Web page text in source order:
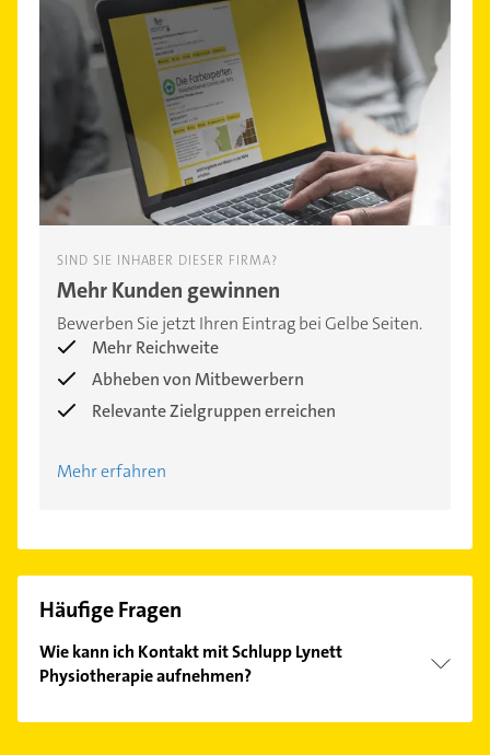
SIND SIE INHABER DIESER FIRMA?
Mehr Kunden gewinnen
Bewerben Sie jetzt Ihren Eintrag bei Gelbe Seiten.
Mehr Reichweite
Abheben von Mitbewerbern
Relevante Zielgruppen erreichen
Mehr erfahren
Häufige Fragen
Wie kann ich Kontakt mit Schlupp Lynett
Physiotherapie aufnehmen?